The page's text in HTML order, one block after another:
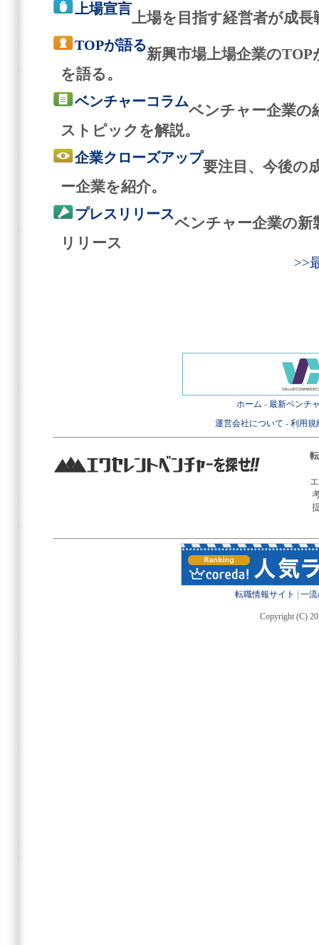
上場宣言
上場を目指す経営者が成
TOPが語る
新興市場上場企業の
を語る。
ベンチャーコラム
ベンチャー企業の
ストピックを解説。
企業クローズアップ
要注目、今後の
ー企業を紹介。
プレスリリース
ベンチャー企業の新
リリース
>>
ホーム - 最新ベンチ
運営会社について - 利用規
転職情報サイト 一
Copyright (C)